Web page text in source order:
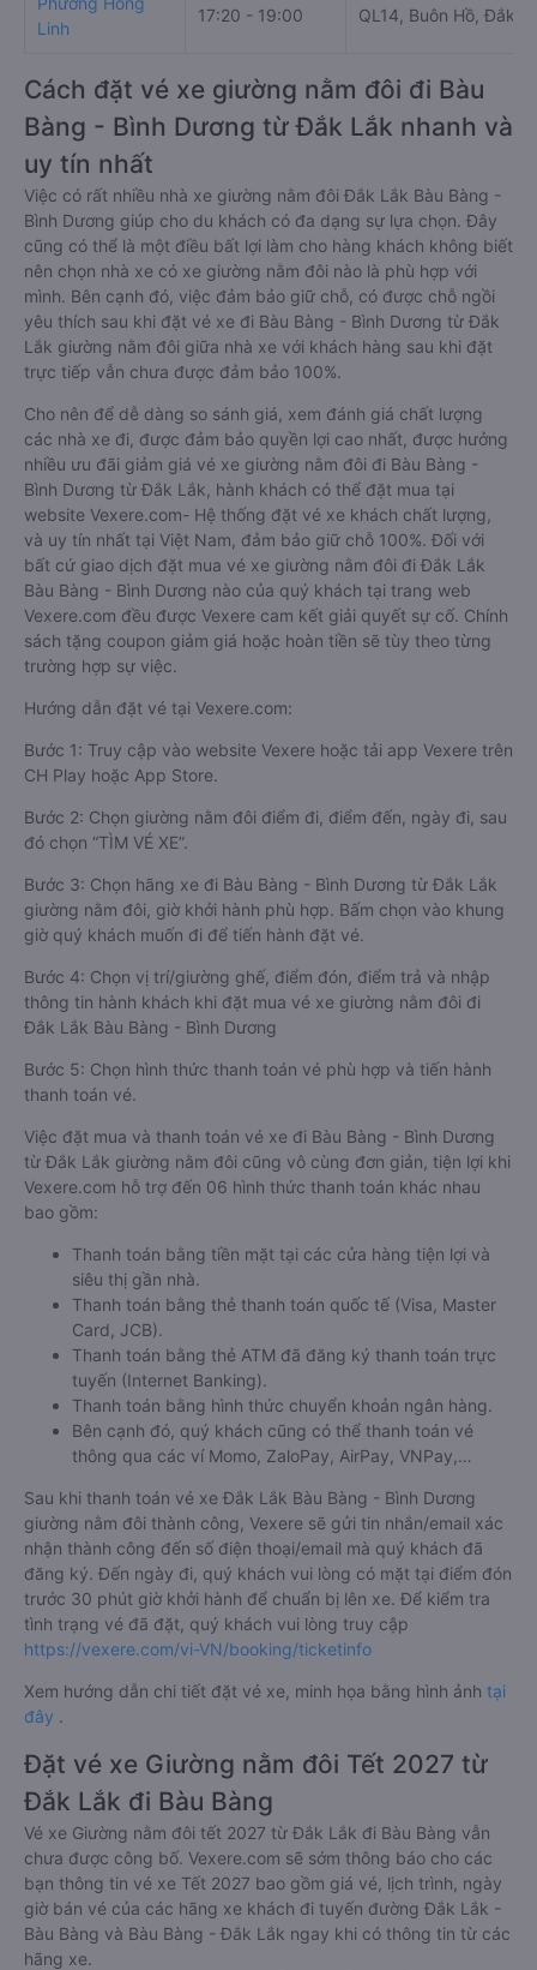
Linh
17:20 - 19:00 QL14, Buôn Hồ, Đắk
Cách đặt vé xe giường nằm đôi đi Bàu
Bàng - Bình Dương từ Đắk Lắk nhanh và
uy tín nhất
Việc có rất nhiều nhà xe giường nằm đôi Đắk Lắk Bàu Bàng -
Bình Dương giúp cho du khách có đa dạng sự lựa chọn. Đây
cũng có thể là một điều bất lợi làm cho hàng khách không biết
nên chọn nhà xe có xe giường nằm đôi nào là phù hợp với
mình. Bên cạnh đó, việc đảm bảo giữ chỗ, có được chỗ ngồi
yêu thích sau khi đặt vé xe đi Bàu Bàng - Bình Dương từ Đắk
Lắk giường nằm đôi giữa nhà xe với khách hàng sau khi đặt
trực tiếp vẫn chưa được đảm bảo 100%.
Cho nên để dễ dàng so sánh giá, xem đánh giá chất lượng
các nhà xe đi, được đảm bảo quyền lợi cao nhất, được hưởng
nhiều ưu đãi giảm giá vé xe giường nằm đôi đi Bàu Bàng -
Bình Dương từ Đắk Lắk, hành khách có thể đặt mua tại
website Vexere.com- Hệ thống đặt vé xe khách chất lượng,
và uy tín nhất tại Việt Nam, đảm bảo giữ chỗ 100%. Đối với
bất cứ giao dịch đặt mua vé xe giường nằm đôi đi Đắk Lắk
Bàu Bàng - Bình Dương nào của quý khách tại trang web
Vexere.com đều được Vexere cam kết giải quyết sự cố. Chính
sách tặng coupon giảm giá hoặc hoàn tiền sẽ tùy theo từng
trường hợp sự việc.
Hướng dẫn đặt vé tại Vexere.com:
Bước 1: Truy cập vào website Vexere hoặc tải app Vexere trên
CH Play hoặc App Store.
Bước 2: Chọn giường nằm đôi điểm đi, điểm đến, ngày đi, sau
đó chọn “TÌM VÉ XE”.
Bước 3: Chọn hãng xe đi Bàu Bàng - Bình Dương từ Đắk Lắk
giường nằm đôi, giờ khởi hành phù hợp. Bấm chọn vào khung
giờ quý khách muốn đi để tiến hành đặt vé.
Bước 4: Chọn vị trí/giường ghế, điểm đón, điểm trả và nhập
thông tin hành khách khi đặt mua vé xe giường nằm đôi đi
Đắk Lắk Bàu Bàng - Bình Dương
Bước 5: Chọn hình thức thanh toán vé phù hợp và tiến hành
thanh toán vé.
Việc đặt mua và thanh toán vé xe đi Bàu Bàng - Bình Dương
từ Đắk Lắk giường nằm đôi cũng vô cùng đơn giản, tiện lợi khi
Vexere.com hỗ trợ đến 06 hình thức thanh toán khác nhau
bao gồm:
Thanh toán bằng tiền mặt tại các cửa hàng tiện lợi và
siêu thị gần nhà.
Thanh toán bằng thẻ thanh toán quốc tế (Visa, Master
Card, JCB).
Thanh toán bằng thẻ ATM đã đăng ký thanh toán trực
tuyến (Internet Banking).
Thanh toán bằng hình thức chuyển khoản ngân hàng.
Bên cạnh đó, quý khách cũng có thể thanh toán vé
thông qua các ví Momo, ZaloPay, AirPay, VNPay,…
Sau khi thanh toán vé xe Đắk Lắk Bàu Bàng - Bình Dương
giường nằm đôi thành công, Vexere sẽ gửi tin nhắn/email xác
nhận thành công đến số điện thoại/email mà quý khách đã
đăng ký. Đến ngày đi, quý khách vui lòng có mặt tại điểm đón
trước 30 phút giờ khởi hành để chuẩn bị lên xe. Để kiểm tra
tình trạng vé đã đặt, quý khách vui lòng truy cập
https://vexere.com/vi-VN/booking/ticketinfo
Xem hướng dẫn chi tiết đặt vé xe, minh họa bằng hình ảnh tại
đây .
Đặt vé xe Giường nằm đôi Tết 2027 từ
Đắk Lắk đi Bàu Bàng
Vé xe Giường nằm đôi tết 2027 từ Đắk Lắk đi Bàu Bàng vẫn
chưa được công bố. Vexere.com sẽ sớm thông báo cho các
bạn thông tin vé xe Tết 2027 bao gồm giá vé, lịch trình, ngày
giờ bán vé của các hãng xe khách đi tuyến đường Đắk Lắk -
Bàu Bàng và Bàu Bàng - Đắk Lắk ngay khi có thông tin từ các
hãng xe.